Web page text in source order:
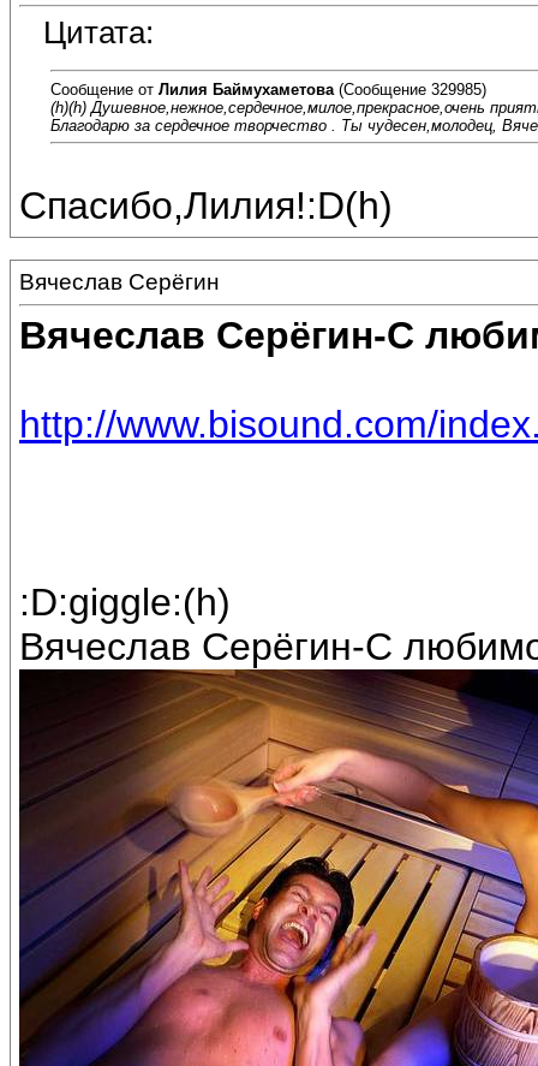
Цитата:
Сообщение от Лилия Баймухаметова (Сообщение 329985)
(h)(h) Душевное,нежное,сердечное,милое,прекрасное,очень
Благодарю за сердечное творчество . Ты чудесен,молодец,
Спасибо,Лилия!:D(h)
Вячеслав Серёгин
Вячеслав Серёгин-С
http://www.bisound.com/
:D:giggle:(h)
Вячеслав Серёгин-С